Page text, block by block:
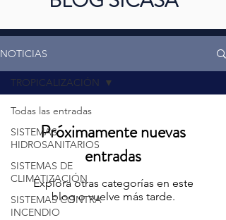
NOTICIAS
Todas las entradas
SISTEMAS
HIDROSANITARIOS
SISTEMAS DE
CLIMATIZACIÓN
SISTEMAS CONTRA
INCENDIO
TROPICALIZACIÓN
Próximamente nuevas
entradas
Explora otras categorías en este
blog o vuelve más tarde.